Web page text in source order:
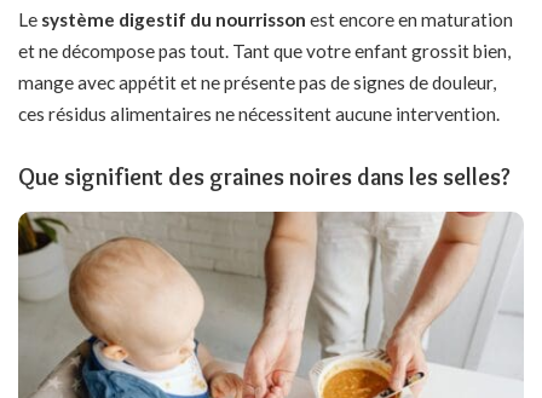
Le système digestif du nourrisson est encore en maturation
et ne décompose pas tout. Tant que votre enfant grossit bien,
mange avec appétit et ne présente pas de signes de douleur,
ces résidus alimentaires ne nécessitent aucune intervention.
Que signifient des graines noires dans les selles?